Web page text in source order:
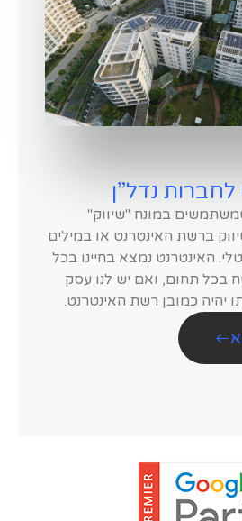
לחברות נדל”ן
במונח "שיווק"
ברשת האינטרנט או במילים
האינטרנט נמצא בחיינו בכל
בכל תחום, ואם יש לנו עסק
יהיה כמובן רשת האינטרנט.